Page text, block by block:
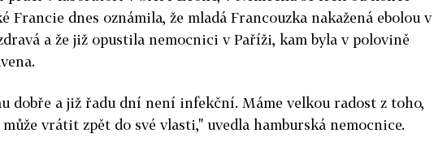
Francie dnes oznámila, že mladá Francouzka nakažená ebolou v
a že již opustila nemocnici v Paříži, kam byla v polovině
dobře a již řadu dní není infekční. Máme velkou radost z toho,
vrátit zpět do své vlasti," uvedla hamburská nemocnice.